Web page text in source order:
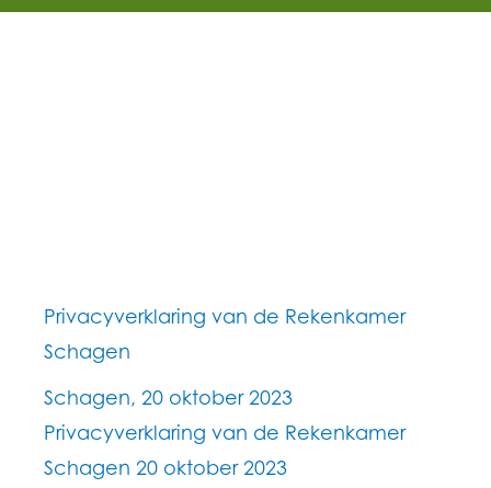
Privacyverklaring van de Rekenkamer
Schagen
Schagen, 20 oktober 2023
Privacyverklaring van de Rekenkamer
Schagen 20 oktober 2023